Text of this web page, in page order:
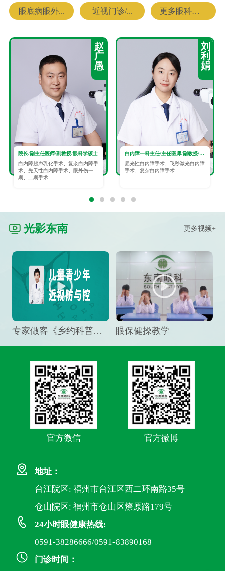
眼底病眼外... 近视门诊/... 更多眼科专家
赵
广
愚
院长/副主任医师/副教授/眼科学硕士
白内障超声乳化手术、复杂白内障手
术、先天性白内障手术、眼外伤一
期、二期手术
刘
利
娟
白内障一科主任/主任医师/副教授/眼科学硕士
屈光性白内障手术、飞秒激光白内障
手术、复杂白内障手术
光影东南 更多视频+
专家做客《乡约科普》栏目，预防孩子近视竟然这么“简单” 眼保健操教学
官方微信 官方微博
地址：
台江院区: 福州市台江区西二环南路35号
仓山院区: 福州市仓山区燎原路179号
24小时眼健康热线:
0591-38286666/0591-83890168
门诊时间：